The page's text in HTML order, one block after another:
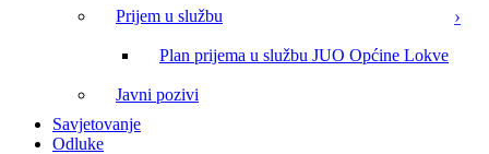
Prijem u službu
Plan prijema u službu JUO Općine Lokve
Javni pozivi
Savjetovanje
Odluke